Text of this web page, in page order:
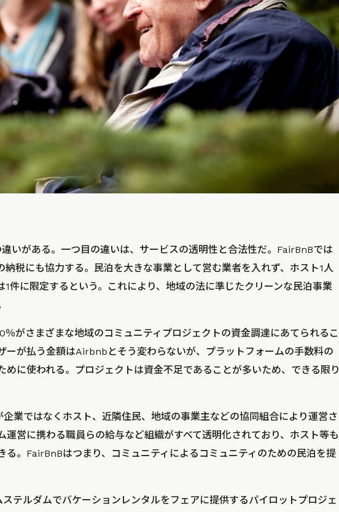
いがある。一つ目の違いは、サービスの透明性と合法性だ。FairBnBでは
納税にも協力する。民泊を大きな事業として営む業者を入れず、ホスト1人
1件に限定するという。これにより、地域の法に準じたクリーンな民泊事業
がさまざまな地域のコミュニティプロジェクトの資金調達にあてられるこ
ーが払う金額はAirbnbとそう変わらないが、プラットフォームの手数料の
めに使われる。プロジェクトは資金不足であることが多いため、できる限り
業ではなくホスト、近隣住民、地域の事業主などの協同組合により運営さ
運営に携わる職員らの給与など組織がすべて透明化されており、ホスト等も
る。FairBnBはつまり、コミュニティによるコミュニティのための民泊を提
テルダムでバケーションレンタルをフェアに提供するパイロットプロジェ